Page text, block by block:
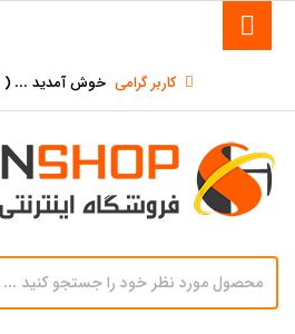
کاربر گرامی خوش آمدید ... (